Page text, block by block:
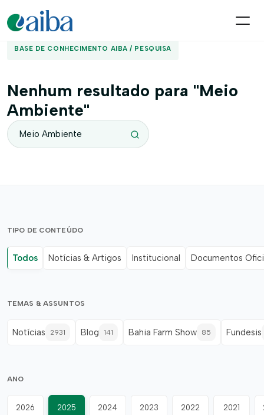
BASE DE CONHECIMENTO AIBA / PESQUISA
Nenhum resultado para "Meio
Ambiente"
TIPO DE CONTEÚDO
Todos Notícias & Artigos Institucional Documentos
TEMAS & ASSUNTOS
Notícias 2931 Blog 141 Bahia Farm Show 85 Fundesis
ANO
2026 2025 2024 2023 2022 2021